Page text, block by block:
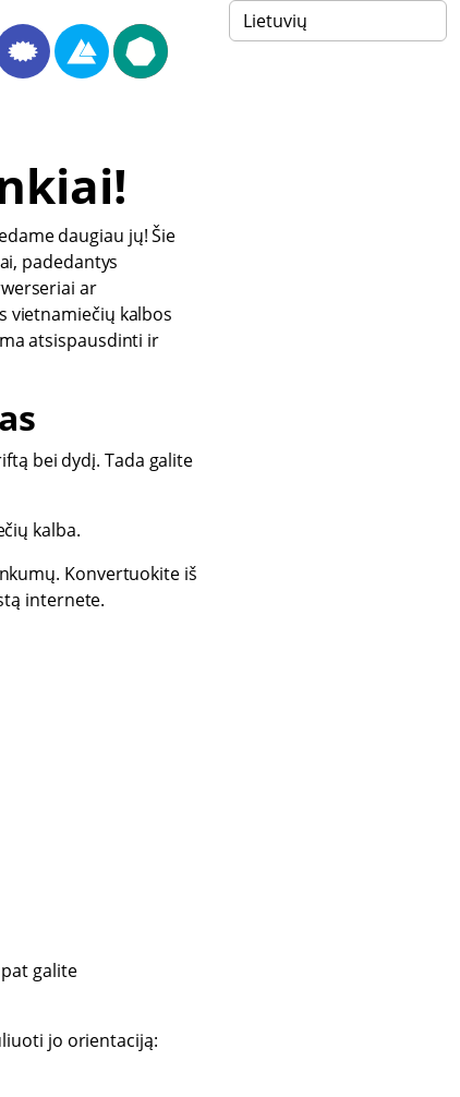
daugiau jų! Šie
padedantys
ar
vietnamiečių kalbos
atsispausdinti ir
bei dydį. Tada galite
kalba.
Konvertuokite iš
internete.
galite
jo orientaciją: